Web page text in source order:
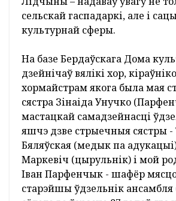
Спачатку была… песня
- Як узнік ваш калектыў? З
пачалося?